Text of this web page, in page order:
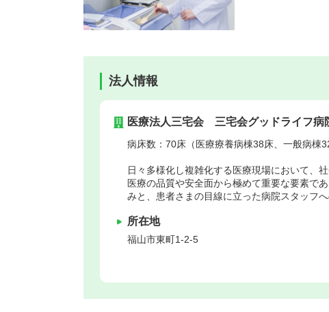
法人情報
医療法人三宅会 三宅会グッドライフ病
病床数：70床（医療療養病棟38床、一般病棟
日々多様化し複雑化する医療現場において、
医療の品質や安全面から極めて重要な要素で
みと、患者さまの目線に立った病院スタッフへ
所在地
福山市東町1-2-5